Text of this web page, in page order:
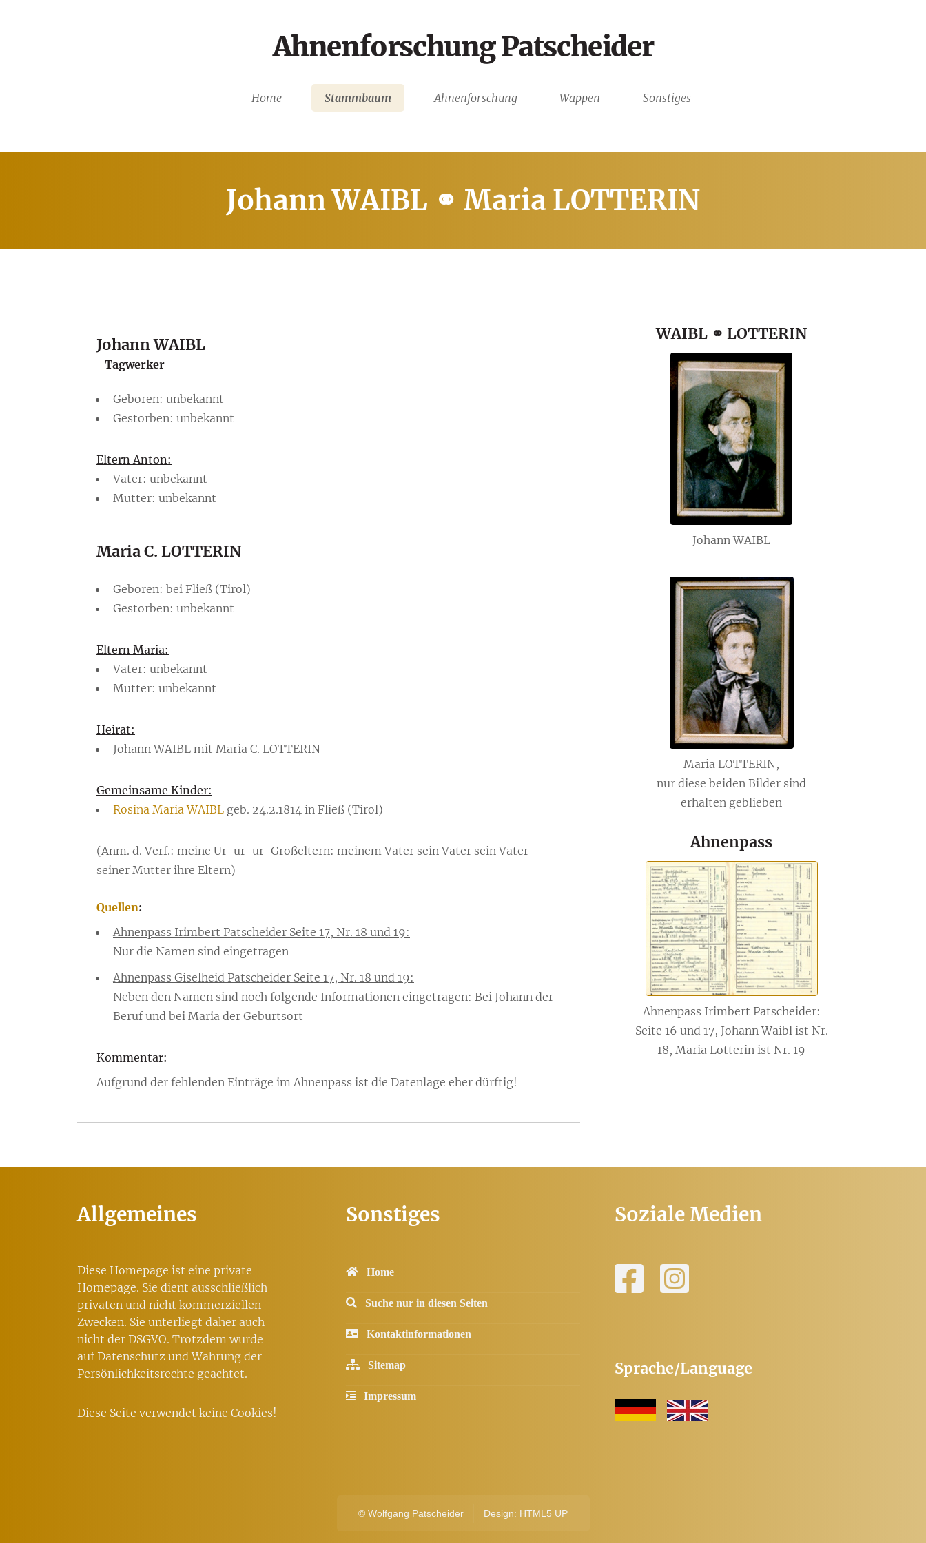
Ahnenforschung Patscheider
Home Stammbaum Ahnenforschung Wappen Sonstiges
Johann WAIBL ⚭ Maria LOTTERIN
Johann WAIBL
Tagwerker
Geboren: unbekannt
Gestorben: unbekannt
Eltern Anton:
Vater: unbekannt
Mutter: unbekannt
Maria C. LOTTERIN
Geboren: bei Fließ (Tirol)
Gestorben: unbekannt
Eltern Maria:
Vater: unbekannt
Mutter: unbekannt
Heirat:
Johann WAIBL mit Maria C. LOTTERIN
Gemeinsame Kinder:
Rosina Maria WAIBL geb. 24.2.1814 in Fließ (Tirol)
(Anm. d. Verf.: meine Ur-ur-ur-Großeltern: meinem Vater sein Vater sein Vater
seiner Mutter ihre Eltern)
Quellen:
Ahnenpass Irimbert Patscheider Seite 17, Nr. 18 und 19:
Nur die Namen sind eingetragen
Ahnenpass Giselheid Patscheider Seite 17, Nr. 18 und 19:
Neben den Namen sind noch folgende Informationen eingetragen: Bei Johann der
Beruf und bei Maria der Geburtsort
Kommentar:
Aufgrund der fehlenden Einträge im Ahnenpass ist die Datenlage eher dürftig!
WAIBL ⚭ LOTTERIN
Johann WAIBL
Maria LOTTERIN,
nur diese beiden Bilder sind
erhalten geblieben
Ahnenpass
Ahnenpass Irimbert Patscheider:
Seite 16 und 17, Johann Waibl ist Nr.
18, Maria Lotterin ist Nr. 19
Allgemeines
Diese Homepage ist eine private
Homepage. Sie dient ausschließlich
privaten und nicht kommerziellen
Zwecken. Sie unterliegt daher auch
nicht der DSGVO. Trotzdem wurde
auf Datenschutz und Wahrung der
Persönlichkeitsrechte geachtet.
Diese Seite verwendet keine Cookies!
Sonstiges
Home
Suche nur in diesen Seiten
Kontaktinformationen
Sitemap
Impressum
Soziale Medien
Sprache/Language
© Wolfgang Patscheider Design: HTML5 UP